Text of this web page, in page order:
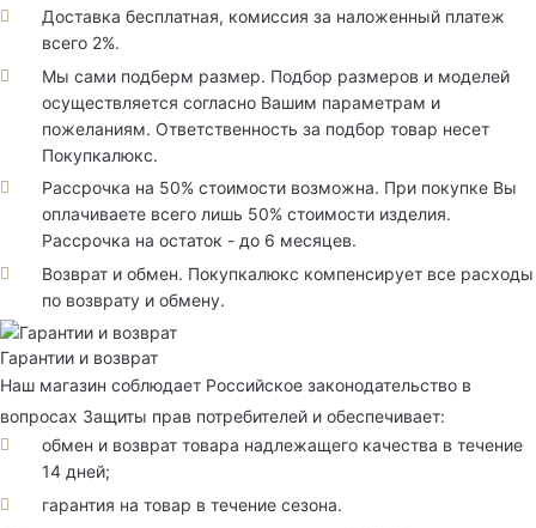
Доставка бесплатная, комиссия за наложенный платеж
всего 2%.
Мы сами подберм размер. Подбор размеров и моделей
осуществляется согласно Вашим параметрам и
пожеланиям. Ответственность за подбор товар несет
Покупкалюкс.
Рассрочка на 50% стоимости возможна. При покупке Вы
оплачиваете всего лишь 50% стоимости изделия.
Рассрочка на остаток - до 6 месяцев.
Возврат и обмен. Покупкалюкс компенсирует все расходы
по возврату и обмену.
Гарантии и возврат
Наш магазин соблюдает Российское законодательство в
вопросах Защиты прав потребителей и обеспечивает:
обмен и возврат товара надлежащего качества в течение
14 дней;
гарантия на товар в течение сезона.